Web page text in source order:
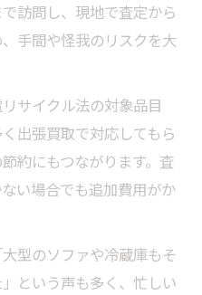
訪問し、現地で査定から
手間や怪我のリスクを大
サイクル法の対象品目
出張買取で対応してもら
約にもつながります。査
い場合でも追加費用がか
型のソファや冷蔵庫もそ
という声も多く、忙しい